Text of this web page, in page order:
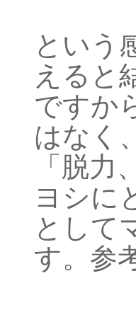
という
えると
ですか
はなく、
「脱
ヨシに
として
す。参